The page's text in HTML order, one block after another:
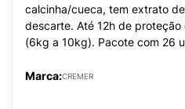
calcinha/cueca, tem extrato
descarte. Até 12h de proteção
(6kg a 10kg). Pacote com 26
Marca:CREMER